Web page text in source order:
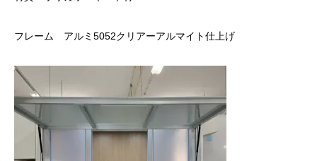
フレーム アルミ5052クリアーアルマイト仕上げ